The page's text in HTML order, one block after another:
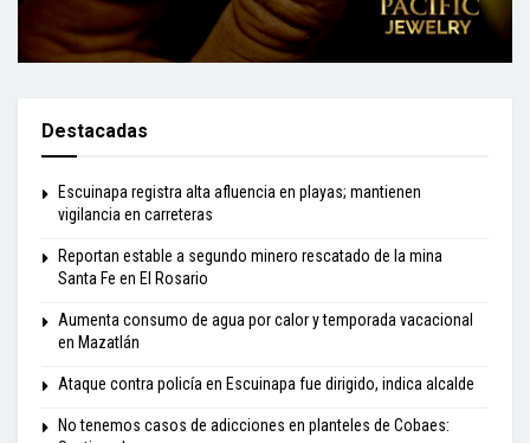
Destacadas
Escuinapa registra alta afluencia en playas; mantienen
vigilancia en carreteras
Reportan estable a segundo minero rescatado de la mina
Santa Fe en El Rosario
Aumenta consumo de agua por calor y temporada vacacional
en Mazatlán
Ataque contra policía en Escuinapa fue dirigido, indica alcalde
No tenemos casos de adicciones en planteles de Cobaes: